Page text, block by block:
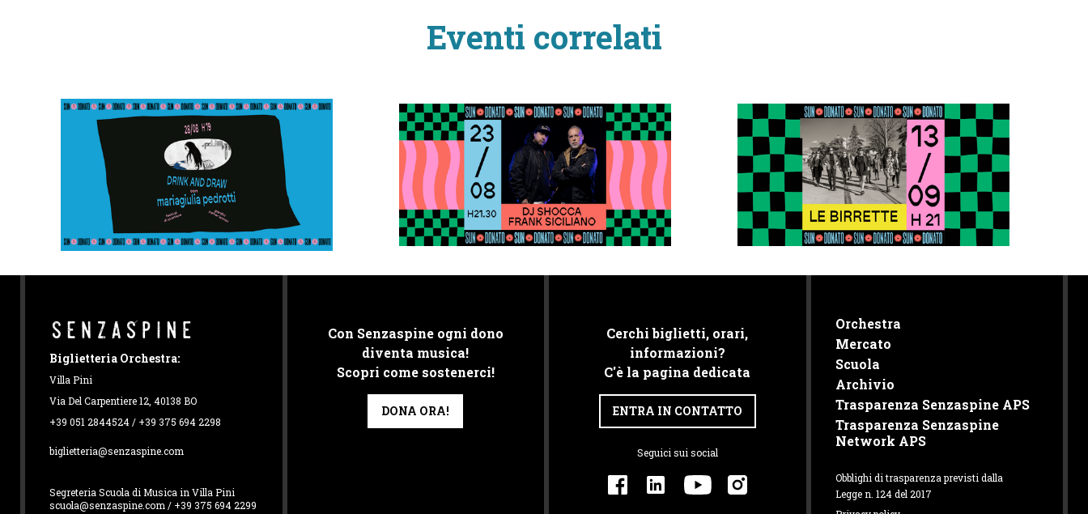
Eventi correlati
Biglietteria Orchestra:
Villa Pini
Via Del Carpentiere 12, 40138 BO
+39 051 2844524 / +39 375 694 2298
biglietteria@senzaspine.com
Segreteria Scuola di Musica in Villa Pini
scuola@senzaspine.com / +39 375 694 2299
Con Senzaspine ogni dono
diventa musica!
Scopri come sostenerci!
DONA ORA!
Cerchi biglietti, orari,
informazioni?
C'è la pagina dedicata
ENTRA IN CONTATTO
Seguici sui social
Orchestra
Mercato
Scuola
Archivio
Trasparenza Senzaspine APS
Trasparenza Senzaspine
Network APS
Obblighi di trasparenza previsti dalla
Legge n. 124 del 2017